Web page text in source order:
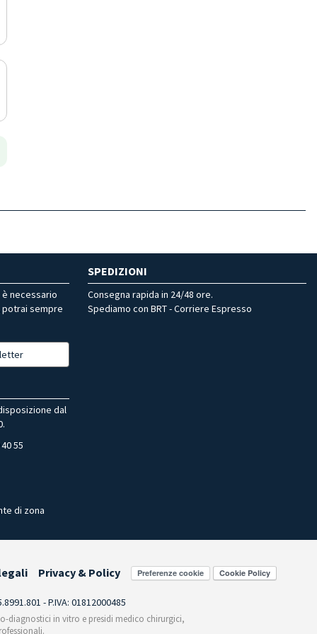
necessario
sempre
SPEDIZIONI
Consegna rapida in 24/48 ore.
Spediamo con BRT - Corriere Espresso
dal
55
di zona
Privacy & Policy Preferenze cookie
- P.IVA: 01812000485
diagnostici in vitro e presidi medico chirurgici,